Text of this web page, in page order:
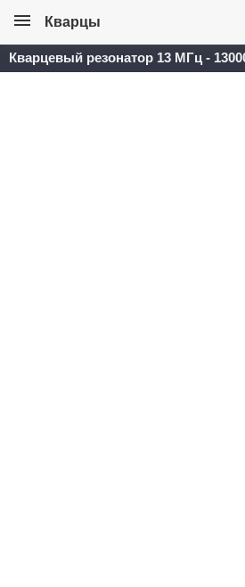
Кварцы
Кварцевый резонатор 13 МГц -